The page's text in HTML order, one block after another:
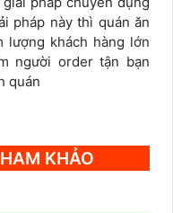
pháp này thì quán ăn
lượng khách hàng lớn
người order tận bạn
quán
KHẢO